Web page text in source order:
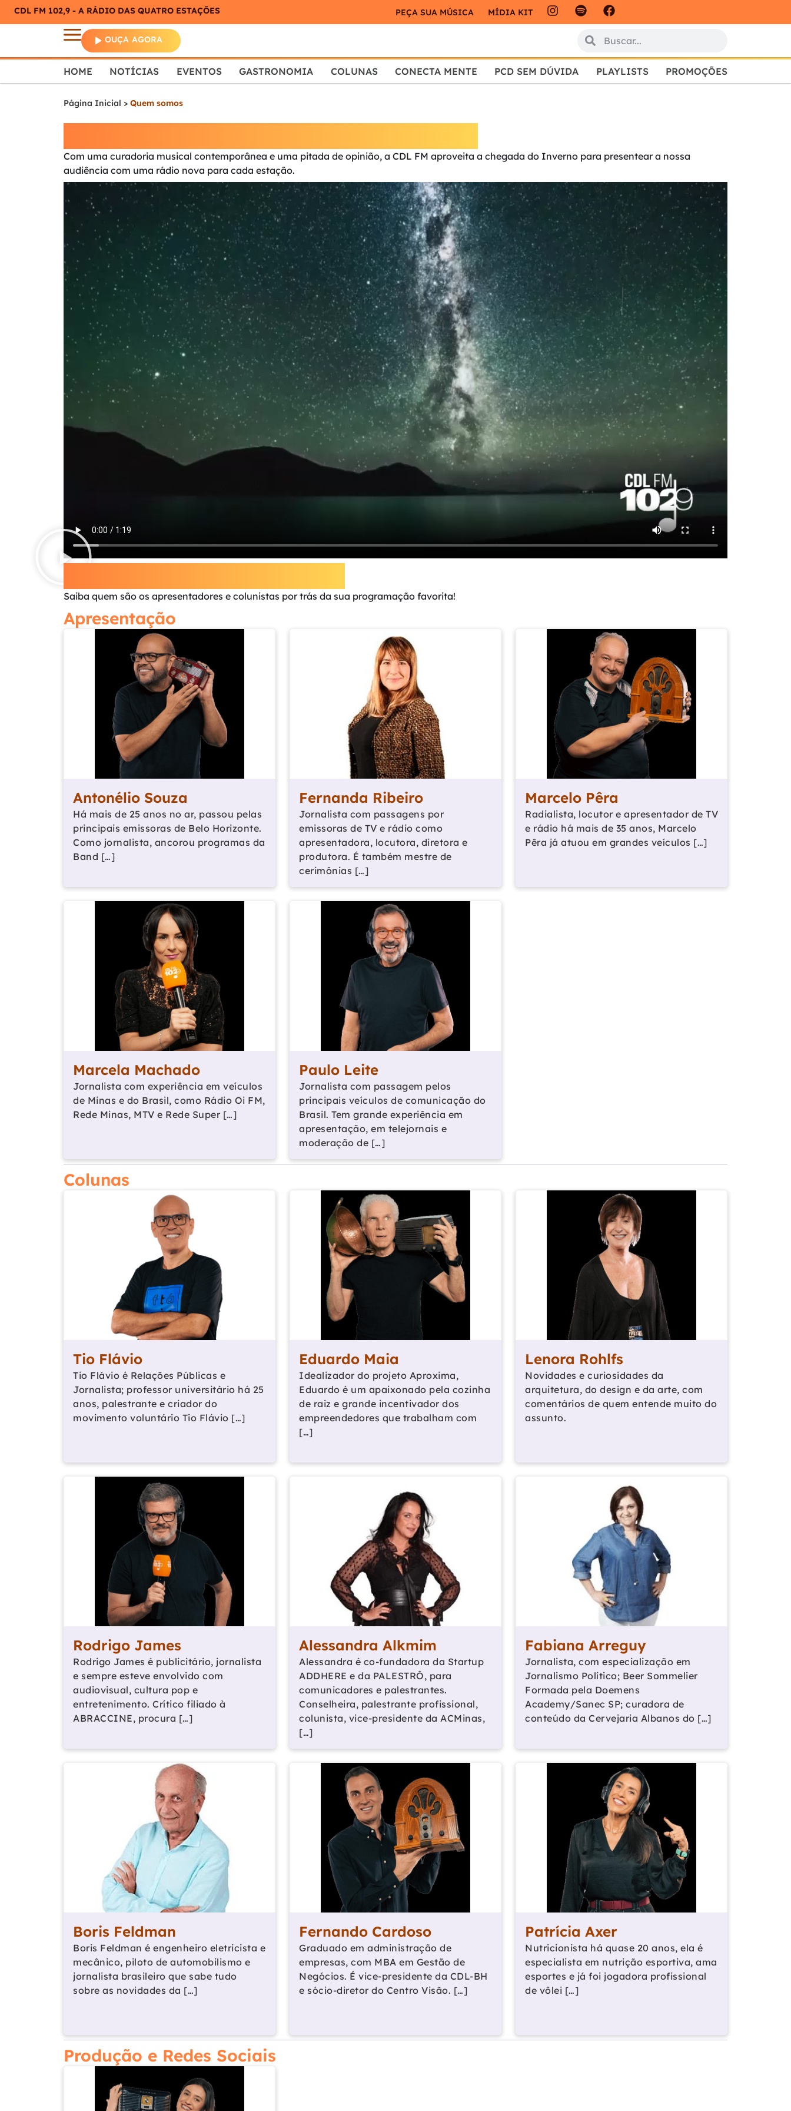
CDL FM 102,9 - A RÁDIO DAS QUATRO ESTAÇÕES PEÇA SUA MÚSICA MÍDIA KIT
OUÇA AGORA
HOME NOTÍCIAS EVENTOS GASTRONOMIA COLUNAS CONECTA MENTE PCD SEM DÚVIDA PLAYLISTS PROMOÇÕES
Página Inicial > Quem somos
Com uma curadoria musical contemporânea e uma pitada de opinião, a CDL FM aproveita a chegada do Inverno para presentear a nossa
audiência com uma rádio nova para cada estação.
Saiba quem são os apresentadores e colunistas por trás da sua programação favorita!
Apresentação
Antonélio Souza
Há mais de 25 anos no ar, passou pelas
principais emissoras de Belo Horizonte.
Como jornalista, ancorou programas da
Band […]
Fernanda Ribeiro
Jornalista com passagens por
emissoras de TV e rádio como
apresentadora, locutora, diretora e
produtora. É também mestre de
cerimônias […]
Marcelo Pêra
Radialista, locutor e apresentador de TV
e rádio há mais de 35 anos, Marcelo
Pêra já atuou em grandes veículos […]
Marcela Machado
Jornalista com experiência em veículos
de Minas e do Brasil, como Rádio Oi FM,
Rede Minas, MTV e Rede Super […]
Paulo Leite
Jornalista com passagem pelos
principais veículos de comunicação do
Brasil. Tem grande experiência em
apresentação, em telejornais e
moderação de […]
Colunas
Tio Flávio
Tio Flávio é Relações Públicas e
Jornalista; professor universitário há 25
anos, palestrante e criador do
movimento voluntário Tio Flávio […]
Eduardo Maia
Idealizador do projeto Aproxima,
Eduardo é um apaixonado pela cozinha
de raiz e grande incentivador dos
empreendedores que trabalham com
[…]
Lenora Rohlfs
Novidades e curiosidades da
arquitetura, do design e da arte, com
comentários de quem entende muito do
assunto.
Rodrigo James
Rodrigo James é publicitário, jornalista
e sempre esteve envolvido com
audiovisual, cultura pop e
entretenimento. Crítico filiado à
ABRACCINE, procura […]
Alessandra Alkmim
Alessandra é co-fundadora da Startup
ADDHERE e da PALESTRÔ, para
comunicadores e palestrantes.
Conselheira, palestrante profissional,
colunista, vice-presidente da ACMinas,
[…]
Fabiana Arreguy
Jornalista, com especialização em
Jornalismo Político; Beer Sommelier
Formada pela Doemens
Academy/Sanec SP; curadora de
conteúdo da Cervejaria Albanos do […]
Boris Feldman
Boris Feldman é engenheiro eletricista e
mecânico, piloto de automobilismo e
jornalista brasileiro que sabe tudo
sobre as novidades da […]
Fernando Cardoso
Graduado em administração de
empresas, com MBA em Gestão de
Negócios. É vice-presidente da CDL-BH
e sócio-diretor do Centro Visão. […]
Patrícia Axer
Nutricionista há quase 20 anos, ela é
especialista em nutrição esportiva, ama
esportes e já foi jogadora profissional
de vôlei […]
Produção e Redes Sociais